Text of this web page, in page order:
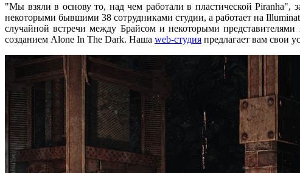
"Мы взяли в основу то, над чем работали в пластической Piranha",
некоторыми бывшими 38 сотрудниками студии, а работает на
случайной встречи между Брайсом и некоторыми
созданием Alone In The Dark. Наша web-студия предлагает вам свои